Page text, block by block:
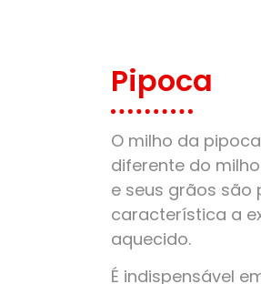
Pipoca
O milho da
diferente do
e seus grãos são
característica a
aquecido.
É indispensável